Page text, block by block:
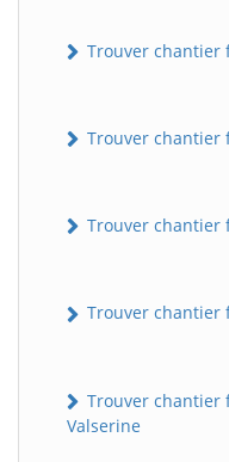
Trouver chantier
Trouver chantier
Trouver chantier
Trouver chantier
Trouver chantier
Valserine